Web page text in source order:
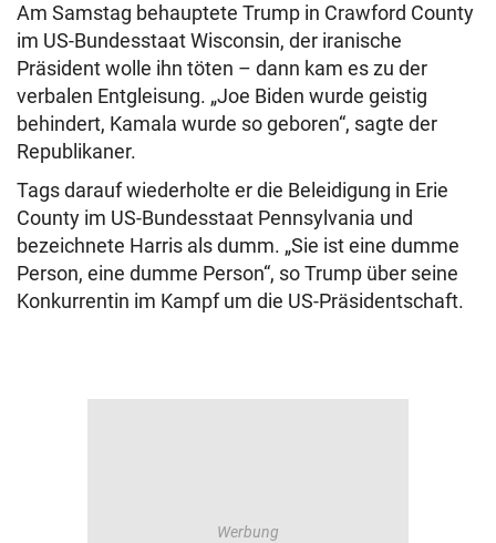
Am Samstag behauptete Trump in Crawford County
im US-Bundesstaat Wisconsin, der iranische
Präsident wolle ihn töten – dann kam es zu der
verbalen Entgleisung. „Joe Biden wurde geistig
behindert, Kamala wurde so geboren“, sagte der
Republikaner.
Tags darauf wiederholte er die Beleidigung in Erie
County im US-Bundesstaat Pennsylvania und
bezeichnete Harris als dumm. „Sie ist eine dumme
Person, eine dumme Person“, so Trump über seine
Konkurrentin im Kampf um die US-Präsidentschaft.